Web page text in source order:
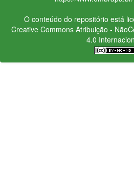
O conteúdo do repositório está
Creative CommonsAtribuição -
4.0